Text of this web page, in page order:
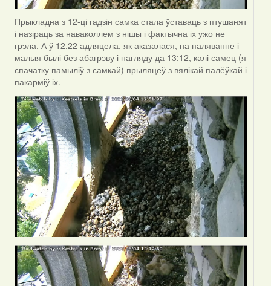
Прыкладна з 12-ці гадзін самка стала ўставаць з птушанят
і назіраць за наваколлем з нішы і фактычна іх ужо не
грэла. А ў 12.22 адляцела, як аказалася, на паляванне і
малыя былі без абагрэву і нагляду да 13:12, калі самец (я
спачатку памыліў з самкай) прыляцеў з вялікай палёўкай і
пакарміў іх.